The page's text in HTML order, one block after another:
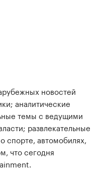
новостей
аналитические
темы с ведущими
развлекательные
спорте, автомобилях,
что сегодня